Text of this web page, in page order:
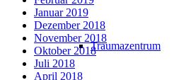
Traumazentrum
Januar 2019
Dezember 2018
November 2018
Oktober 2018
Juli 2018
April 2018